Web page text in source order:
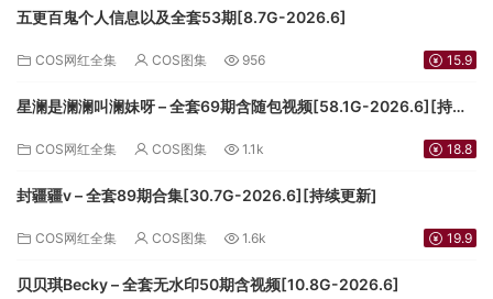
五更百鬼个人信息以及全套53期[8.7G-2026.6]
COS网红全集 COS图集 956 15.9
星澜是澜澜叫澜妹呀 – 全套69期含随包视频[58.1G-2026.6][持续
COS网红全集 COS图集 1.1k 18.8
封疆疆v – 全套89期合集[30.7G-2026.6][持续更新]
COS网红全集 COS图集 1.6k 19.9
贝贝琪Becky – 全套无水印50期含视频[10.8G-2026.6]